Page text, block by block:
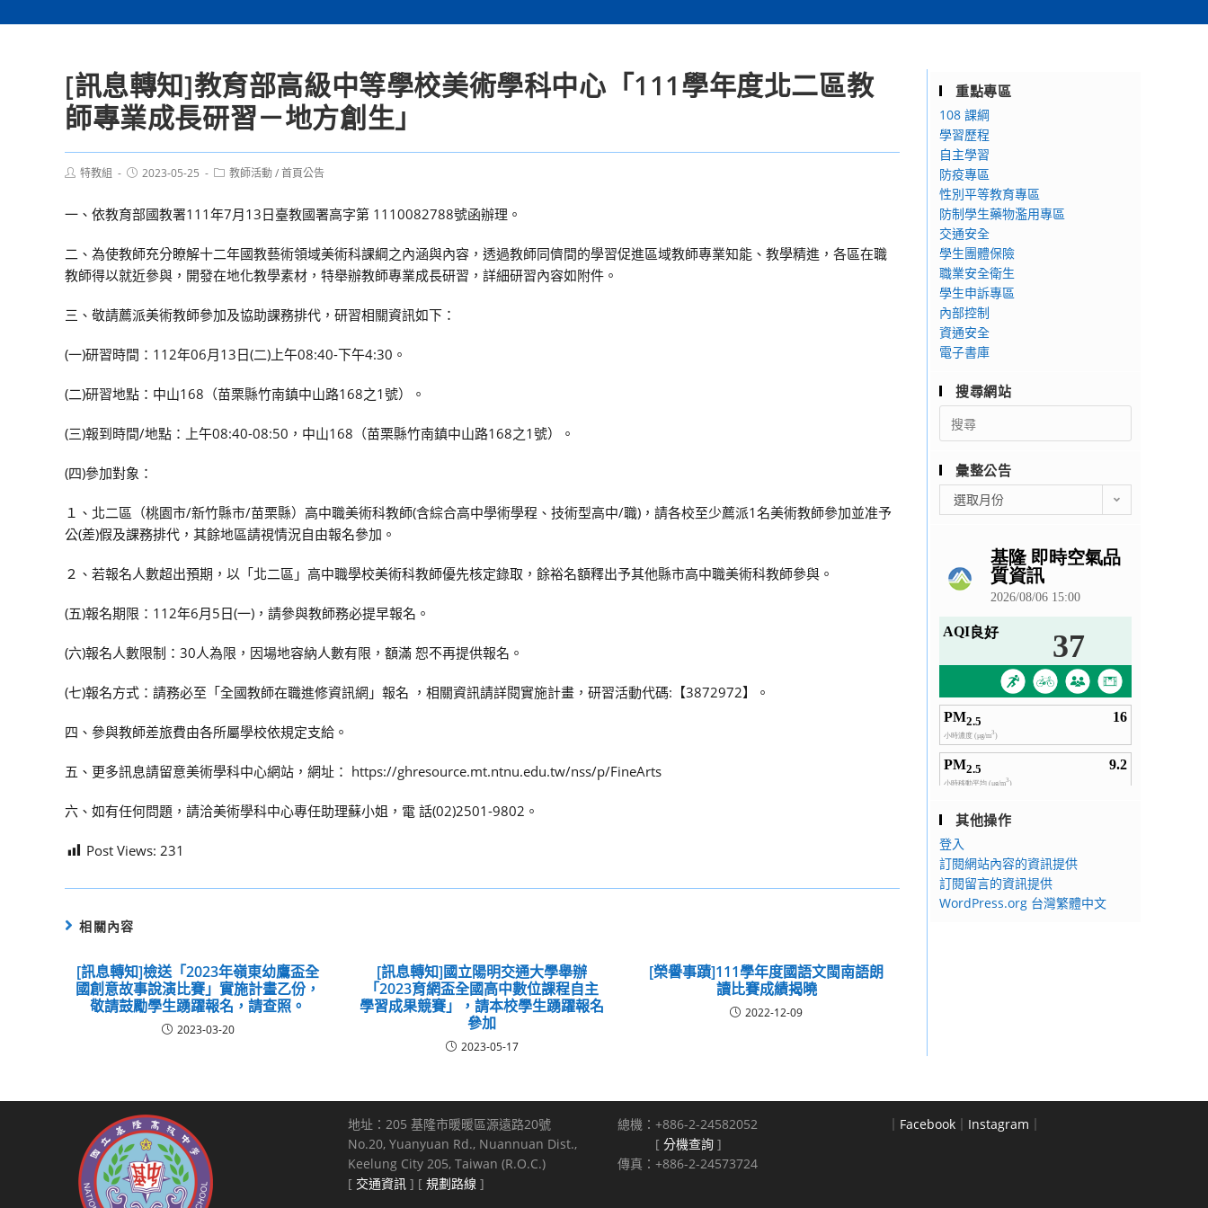
[訊息轉知]教育部高級中等學校美術學科中心「111學年度北二區教
師專業成長研習－地方創生」
Post特教組
Post2023-05-25
Post教師活動/首頁公告
一、依教育部國教署111年7月13日臺教國署高字第 1110082788號函辦理。
二、為使教師充分瞭解十二年國教藝術領域美術科課綱之內涵與內容，透過教師同儕間的學習促進區域教師專業知能、教學精進，各區在職
教師得以就近參與，開發在地化教學素材，特舉辦教師專業成長研習，詳細研習內容如附件。
三、敬請薦派美術教師參加及協助課務排代，研習相關資訊如下：
(一)研習時間：112年06月13日(二)上午08:40-下午4:30。
(二)研習地點：中山168（苗栗縣竹南鎮中山路168之1號）。
(三)報到時間/地點：上午08:40-08:50，中山168（苗栗縣竹南鎮中山路168之1號）。
(四)參加對象：
１、北二區（桃園市/新竹縣市/苗栗縣）高中職美術科教師(含綜合高中學術學程、技術型高中/職)，請各校至少薦派1名美術教師參加並准予
公(差)假及課務排代，其餘地區請視情況自由報名參加。
２、若報名人數超出預期，以「北二區」高中職學校美術科教師優先核定錄取，餘裕名額釋出予其他縣市高中職美術科教師參與。
(五)報名期限：112年6月5日(一)，請參與教師務必提早報名。
(六)報名人數限制：30人為限，因場地容納人數有限，額滿 恕不再提供報名。
(七)報名方式：請務必至「全國教師在職進修資訊網」報名 ，相關資訊請詳閱實施計畫，研習活動代碼:【3872972】。
四、參與教師差旅費由各所屬學校依規定支給。
五、更多訊息請留意美術學科中心網站，網址： https://ghresource.mt.ntnu.edu.tw/nss/p/FineArts
六、如有任何問題，請洽美術學科中心專任助理蘇小姐，電 話(02)2501-9802。
Post Views: 231
相關內容
[訊息轉知]檢送「2023年嶺東幼鷹盃全
國創意故事說演比賽」實施計畫乙份，
敬請鼓勵學生踴躍報名，請查照。
2023-03-20
[訊息轉知]國立陽明交通大學舉辦
「2023育網盃全國高中數位課程自主
學習成果競賽」，請本校學生踴躍報名
參加
2023-05-17
[榮譽事蹟]111學年度國語文閩南語朗
讀比賽成績揭曉
2022-12-09
重點專區
108 課綱
學習歷程
自主學習
防疫專區
性別平等教育專區
防制學生藥物濫用專區
交通安全
學生團體保險
職業安全衛生
學生申訴專區
內部控制
資通安全
電子書庫
搜尋網站
Search
for:
彙整公告
整
選取月份
其他操作
登入
訂閱網站內容的資訊提供
訂閱留言的資訊提供
WordPress.org 台灣繁體中文
地址：205 基隆市暖暖區源遠路20號
No.20, Yuanyuan Rd., Nuannuan Dist.,
Keelung City 205, Taiwan (R.O.C.)
[ 交通資訊 ] [ 規劃路線 ]
總機：+886-2-24582052
[ 分機查詢 ]
傳真：+886-2-24573724
｜ Facebook ｜ Instagram ｜